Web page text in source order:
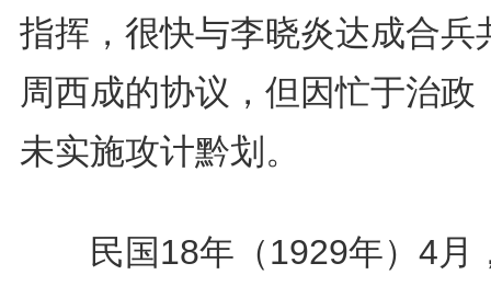
指挥，很快与李晓炎达成合兵
周西成的协议，但因忙于治政
未实施攻计黔划。
民国18年（1929年）4月